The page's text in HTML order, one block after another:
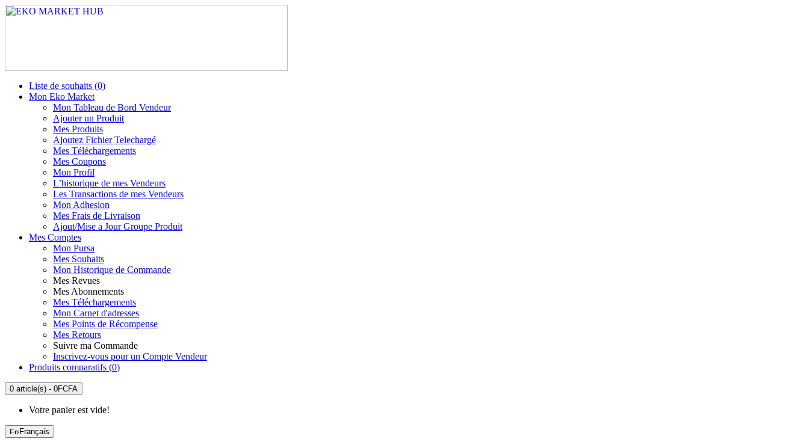
Liste de souhaits (0)
Mon Eko Market
Mon Tableau de Bord Vendeur
Ajouter un Produit
Mes Produits
Ajoutez Fichier Telechargé
Mes Téléchargements
Mes Coupons
Mon Profil
L’historique de mes Vendeurs
Les Transactions de mes Vendeurs
Mon Adhesion
Mes Frais de Livraison
Ajout/Mise a Jour Groupe Produit
Mes Comptes
Mon Pursa
Mes Souhaits
Mon Historique de Commande
Mes Revues
Mes Abonnements
Mes Téléchargements
Mon Carnet d'adresses
Mes Points de Récompense
Mes Retours
Suivre ma Commande
Inscrivez-vous pour un Compte Vendeur
Produits comparatifs (0)
0 article(s) - 0FCFA
Votre panier est vide!
Français